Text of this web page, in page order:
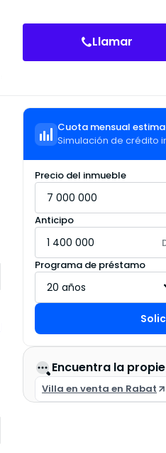
Llamar
Cuota mensual
Simulación de crédito
Precio del inmueble
Anticipo
Programa de préstamo
Encuentra la
Villa en venta en Rabat